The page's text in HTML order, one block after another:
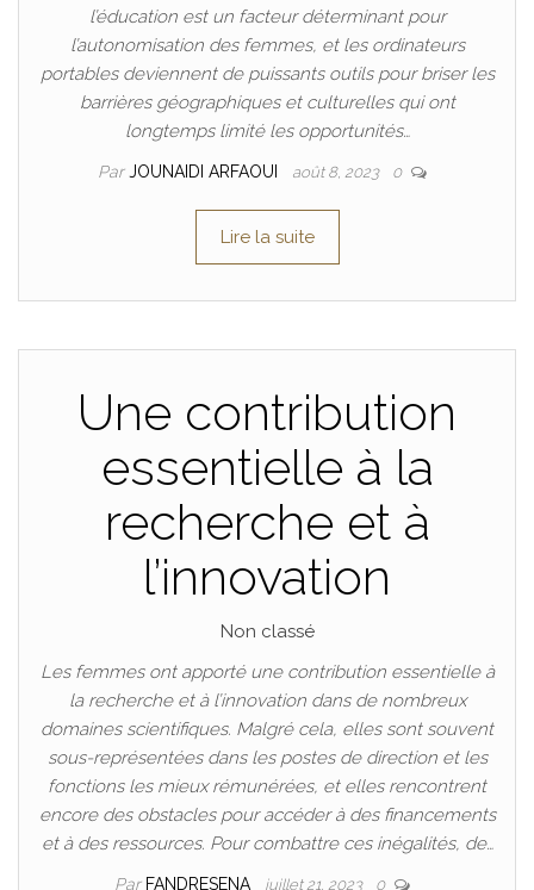
l’éducation est un facteur déterminant pour
l’autonomisation des femmes, et les ordinateurs
portables deviennent de puissants outils pour briser les
barrières géographiques et culturelles qui ont
longtemps limité les opportunités…
ParJOUNAIDI ARFAOUI août 8, 2023 0
Lire la suite
Une contribution
essentielle à la
recherche et à
l’innovation
Non classé
Les femmes ont apporté une contribution essentielle à
la recherche et à l’innovation dans de nombreux
domaines scientifiques. Malgré cela, elles sont souvent
sous-représentées dans les postes de direction et les
fonctions les mieux rémunérées, et elles rencontrent
encore des obstacles pour accéder à des financements
et à des ressources. Pour combattre ces inégalités, de…
Par FANDRESENA juillet 21, 2023 0